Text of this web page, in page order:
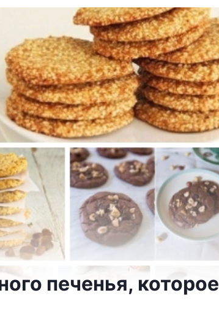
печенья, которое